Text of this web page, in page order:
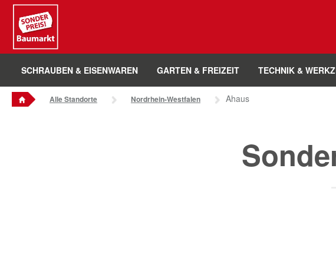
Sounder Preis Logo
SCHRAUBEN & EISENWAREN GARTEN & FREIZEIT TECHNIK &
Alle Standorte Nordrhein-Westfalen Ahaus